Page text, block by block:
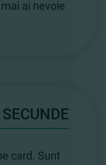
ai nevoie
card. Sunt